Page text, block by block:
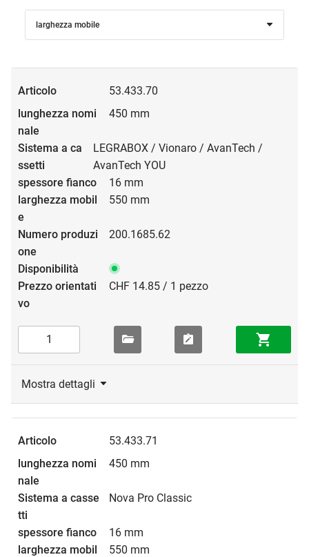
larghezza mobile
53.433.70
450 mm
LEGRABOX / Vionaro / AvanTech /
AvanTech YOU
16 mm
550 mm
200.1685.62
CHF 14.85 / 1 pezzo
Mostra dettagli
53.433.71
450 mm
Nova Pro Classic
16 mm
550 mm